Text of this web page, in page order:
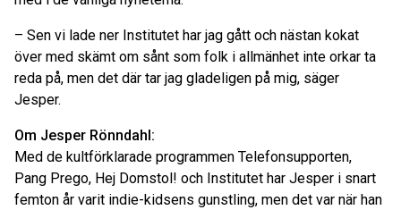
– Sen vi lade ner Institutet har jag gått och nästan kokat
över med skämt om sånt som folk i allmänhet inte orkar ta
reda på, men det där tar jag gladeligen på mig, säger
Jesper.
Om Jesper Rönndahl:
Med de kultförklarade programmen Telefonsupporten,
Pang Prego, Hej Domstol! och Institutet har Jesper i snart
femton år varit indie-kidsens gunstling, men det var när han